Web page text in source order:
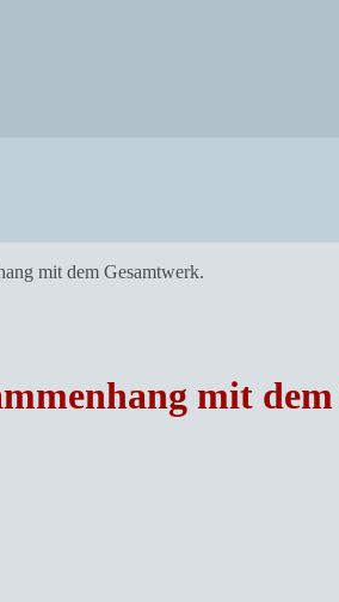
mit dem Gesamtwerk.
mit